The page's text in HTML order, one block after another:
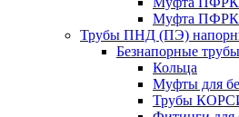
Муфта ПФРК
Трубы ПНД (ПЭ)
Безнапорные
Кольца
Муфты для
Трубы